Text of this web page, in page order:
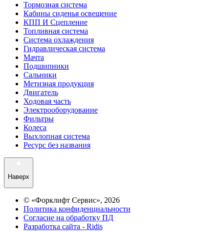
Тормозная система
Кабины сиденья освещение
КПП И Сцепление
Топливная система
Система охлаждения
Гидравлическая система
Мачта
Подшипники
Сальники
Метизная продукция
Двигатель
Ходовая часть
Электрооборудование
Фильтры
Колеса
Выхлопная система
Ресурс без названия
Наверх
© «Форклифт Сервис», 2026
Политика конфиденциальности
Согласие на обработку ПД
Разработка сайта - Ridis